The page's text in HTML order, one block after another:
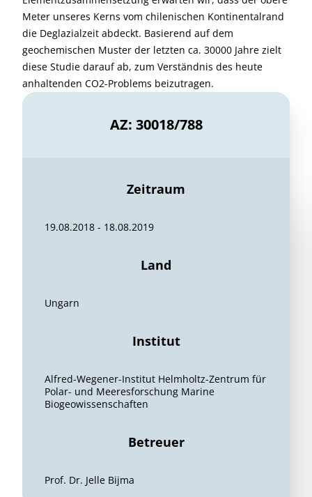
Meter unseres Kerns vom chilenischen Kontinentalrand
die Deglazialzeit abdeckt. Basierend auf dem
geochemischen Muster der letzten ca. 30000 Jahre zielt
diese Studie darauf ab, zum Verständnis des heute
anhaltenden CO2-Problems beizutragen.
AZ: 30018/788
Zeitraum
19.08.2018 - 18.08.2019
Land
Ungarn
Institut
Alfred-Wegener-Institut Helmholtz-Zentrum für
Polar- und Meeresforschung Marine
Biogeowissenschaften
Betreuer
Prof. Dr. Jelle Bijma